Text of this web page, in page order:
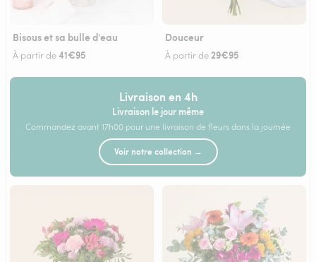
Bisous et sa bulle d'eau
À partir de41€95
Douceur
À partir de29€95
Livraison en 4h
Livraison le jour même
Commandez avant 17h00 pour une livraison de fleurs dans la journée
Voir notre collection →